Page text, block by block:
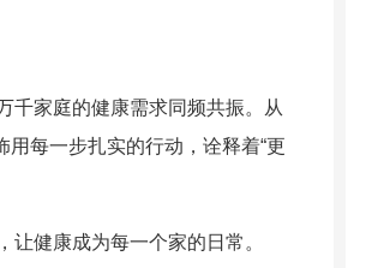
千家庭的健康需求同频共振。从
每一步扎实的行动，诠释着“更
健康成为每一个家的日常。